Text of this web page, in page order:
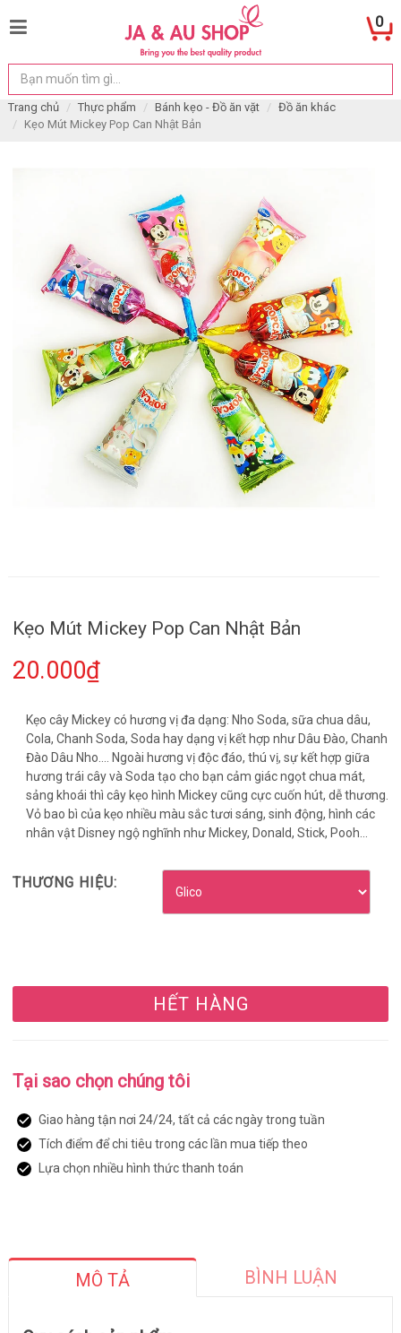
0
Trang chủ Thực phẩm Bánh kẹo - Đồ ăn vặt
Đồ ăn khác
Kẹo Mút Mickey Pop Can Nhật Bản
Kẹo Mút Mickey Pop Can Nhật Bản
20.000₫
Kẹo cây Mickey có hương vị đa dạng: Nho Soda, sữa chua dâu,
Cola, Chanh Soda, Soda hay dạng vị kết hợp như Dâu Đào, Chanh
Đào Dâu Nho.... Ngoài hương vị độc đáo, thú vị, sự kết hợp giữa
hương trái cây và Soda tạo cho bạn cảm giác ngọt chua mát,
sảng khoái thì cây kẹo hình Mickey cũng cực cuốn hút, dễ thương.
Vỏ bao bì của kẹo nhiều màu sắc tươi sáng, sinh động, hình các
nhân vật Disney ngộ nghĩnh như Mickey, Donald, Stick, Pooh...
THƯƠNG HIỆU:
HẾT HÀNG
Tại sao chọn chúng tôi
Giao hàng tận nơi 24/24, tất cả các ngày trong tuần
Tích điểm để chi tiêu trong các lần mua tiếp theo
Lựa chọn nhiều hình thức thanh toán
MÔ TẢ BÌNH LUẬN